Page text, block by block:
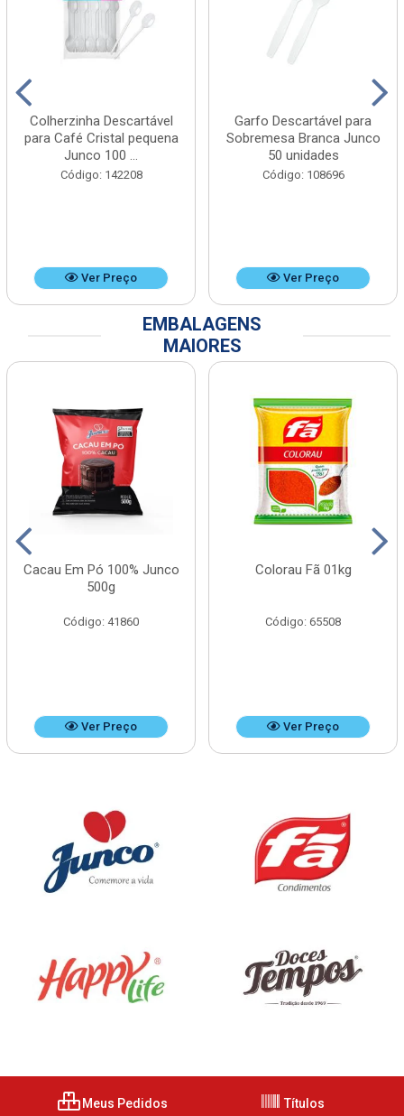
Colherzinha Descartável
para Café Cristal pequena
Junco 100 ...
Código: 142208
Ver Preço
Garfo Descartável para
Sobremesa Branca Junco
50 unidades
Código: 108696
Ver Preço
EMBALAGENS
MAIORES
Cacau Em Pó 100% Junco
500g
Código: 41860
Ver Preço
Colorau Fã 01kg
Código: 65508
Ver Preço
Meus Pedidos Títulos